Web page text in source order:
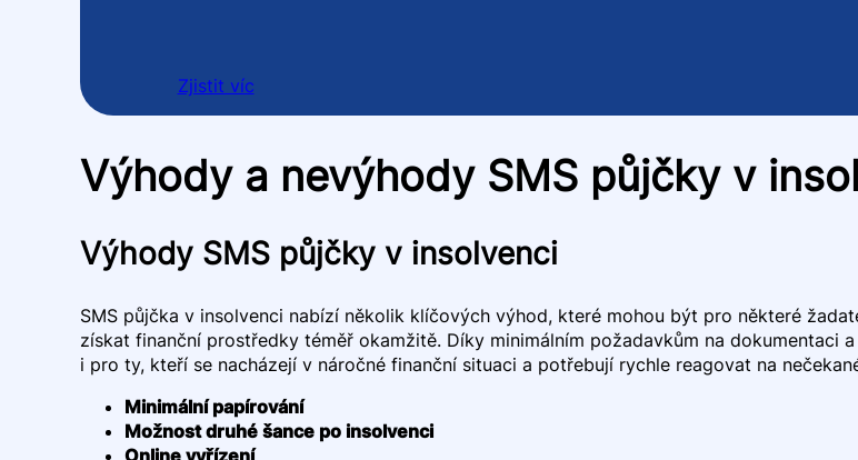
Zjistit víc
Výhody a nevýhody SMS půjčky v
Výhody SMS půjčky v insolvenci
SMS půjčka v insolvenci nabízí několik klíčových výhod, které mohou být pro některé
získat finanční prostředky téměř okamžitě. Díky minimálním požadavkům na dokumentaci
i pro ty, kteří se nacházejí v náročné finanční situaci a potřebují rychle reagovat na
Minimální papírování
Možnost druhé šance po insolvenci